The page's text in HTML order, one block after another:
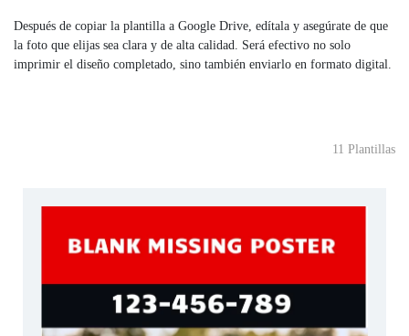
Después de copiar la plantilla a Google Drive, edítala y asegúrate de que
la foto que elijas sea clara y de alta calidad. Será efectivo no solo
imprimir el diseño completado, sino también enviarlo en formato digital.
11 Plantillas